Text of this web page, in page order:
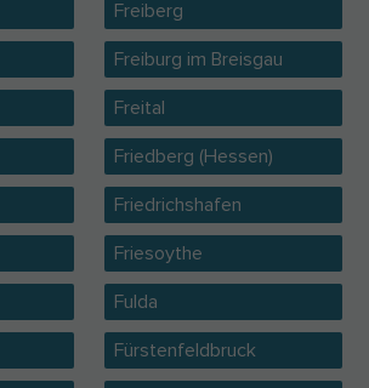
Freiberg
Freiburg im Breisgau
Freital
Friedberg (Hessen)
Friedrichshafen
Friesoythe
Fulda
Fürstenfeldbruck